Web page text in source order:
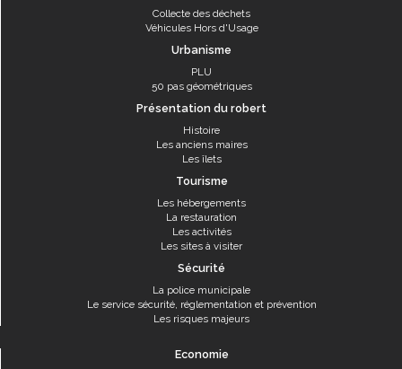
Collecte des déchets
Véhicules Hors d'Usage
Urbanisme
PLU
50 pas géométriques
Présentation du robert
Histoire
Les anciens maires
Les îlets
Tourisme
Les hébergements
La restauration
Les activités
Les sites à visiter
Sécurité
La police municipale
Le service sécurité, réglementation et prévention
Les risques majeurs
Economie